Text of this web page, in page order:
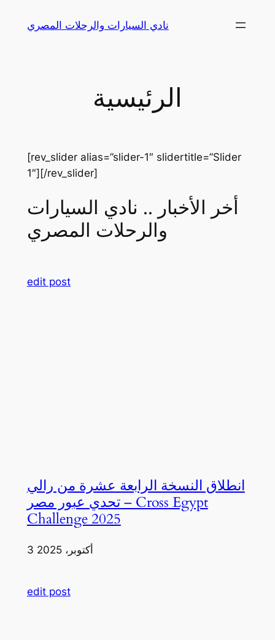
نادي السيارات والرحلات المصري
الرئيسية
[rev_slider alias=”slider-1″ slidertitle=”Slider
1″][/rev_slider]
أخر الأخبار .. نادي السيارات
والرحلات المصري
edit post
انطلاق النسخة الرابعة عشرة من رالي
تحدي عبور مصر – Cross Egypt
Challenge 2025
3 أكتوبر، 2025
edit post